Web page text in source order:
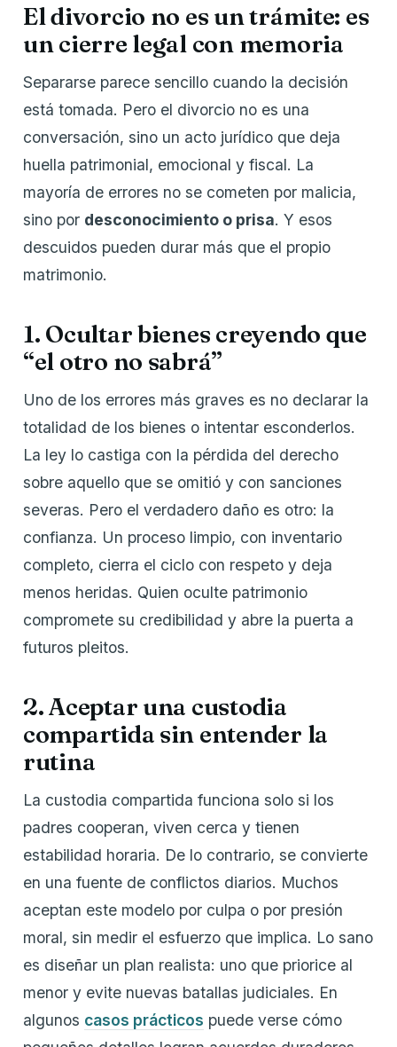
El divorcio no es un trámite: es
un cierre legal con memoria
Separarse parece sencillo cuando la decisión
está tomada. Pero el divorcio no es una
conversación, sino un acto jurídico que deja
huella patrimonial, emocional y fiscal. La
mayoría de errores no se cometen por malicia,
sino por desconocimiento o prisa. Y esos
descuidos pueden durar más que el propio
matrimonio.
1. Ocultar bienes creyendo que
“el otro no sabrá”
Uno de los errores más graves es no declarar la
totalidad de los bienes o intentar esconderlos.
La ley lo castiga con la pérdida del derecho
sobre aquello que se omitió y con sanciones
severas. Pero el verdadero daño es otro: la
confianza. Un proceso limpio, con inventario
completo, cierra el ciclo con respeto y deja
menos heridas. Quien oculte patrimonio
compromete su credibilidad y abre la puerta a
futuros pleitos.
2. Aceptar una custodia
compartida sin entender la
rutina
La custodia compartida funciona solo si los
padres cooperan, viven cerca y tienen
estabilidad horaria. De lo contrario, se convierte
en una fuente de conflictos diarios. Muchos
aceptan este modelo por culpa o por presión
moral, sin medir el esfuerzo que implica. Lo sano
es diseñar un plan realista: uno que priorice al
menor y evite nuevas batallas judiciales. En
algunos casos prácticos puede verse cómo